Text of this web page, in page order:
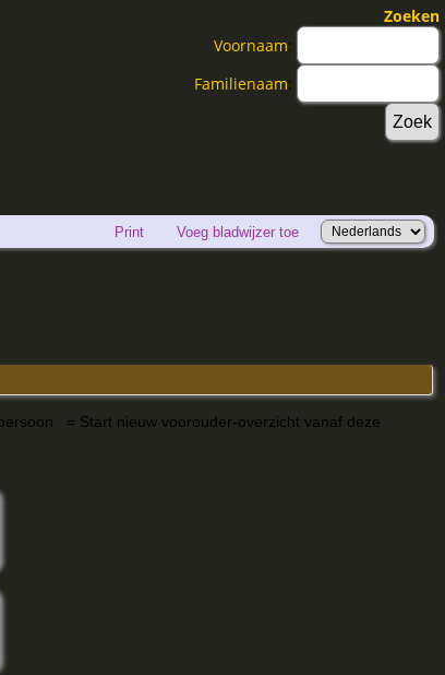
Zoeken
Voornaam:
Familienaam:
Print Voeg bladwijzer toe
= Start nieuw voorouder-overzicht vanaf deze